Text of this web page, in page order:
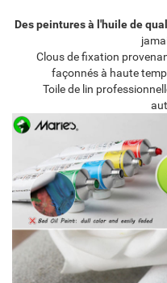
Des peintures à l'huile de
Clous de fixation
façonnés à haute
Toile de lin